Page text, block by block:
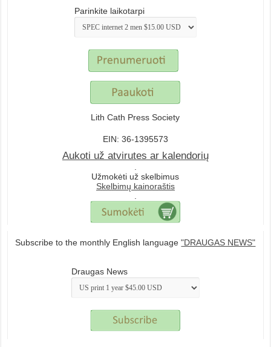
Parinkite laikotarpi
Lith Cath Press Society
EIN: 36-1395573
Aukoti už atvirutes ar kalendorių
.
Užmokėti už skelbimus
Skelbimų kainoraštis
.
Subscribe to the monthly English language"DRAUGAS NEWS"
Draugas News